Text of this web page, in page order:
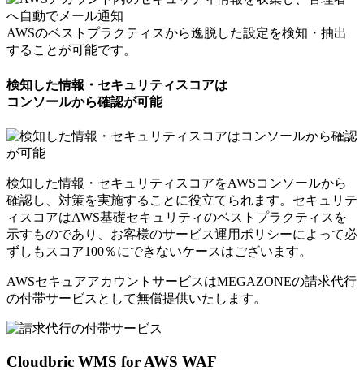
AWSのベストプラクティスから逸脱した設定を検知・抽出
することが可能です。
検知した情報・セキュリティスコアは
コンソールから確認が可能
検知した情報・セキュリティスコアをAWSコンソールから
確認し、対策を実施することに役立てられます。セキュリテ
ィスコアはAWS基礎セキュリティのベストプラクティスを
示すものであり、お客様のサービス運用ポリシーによって必
ずしもスコア100％にできないケースはございます。
AWSセキュアアカウントサービスはMEGAZONEの請求代行
の付帯サービスとして無償提供いたします。
Cloudbric WMS for AWS WAF